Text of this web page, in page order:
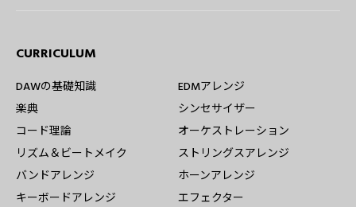
CURRICULUM
DAWの基礎知識
楽典
コード理論
リズム＆ビートメイク
バンドアレンジ
キーボードアレンジ
EDMアレンジ
シンセサイザー
オーケストレーション
ストリングスアレンジ
ホーンアレンジ
エフェクター